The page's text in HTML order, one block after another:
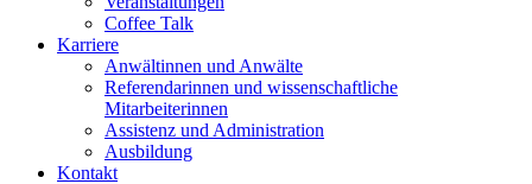
Coffee Talk
Karriere
Anwältinnen und Anwälte
Referendarinnen und wissenschaftliche
Mitarbeiterinnen
Assistenz und Administration
Ausbildung
Kontakt